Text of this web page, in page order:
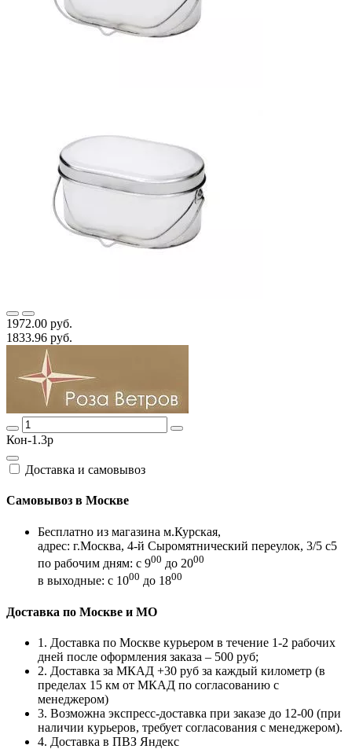
1972.00 руб.
1833.96 руб.
Кон-1.3р
Доставка и самовывоз
Самовывоз в Москве
Бесплатно из магазина м.Курская,
адрес: г.Москва, 4-й Сыромятнический переулок, 3/5 с5
по рабочим дням: с 900 до 2000
в выходные: с 1000 до 1800
Доставка по Москве и МО
1. Доставка по Москве курьером в течение 1-2 рабочих
дней после оформления заказа – 500 руб;
2. Доставка за МКАД +30 руб за каждый километр (в
пределах 15 км от МКАД по согласованию с
менеджером)
3. Возможна экспресс-доставка при заказе до 12-00 (при
наличии курьеров, требует согласования с менеджером).
4. Доставка в ПВЗ Яндекс